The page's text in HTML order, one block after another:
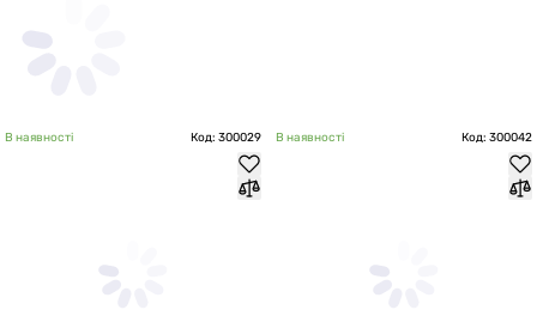
В наявності Код: 300029 В наявності Код: 300042